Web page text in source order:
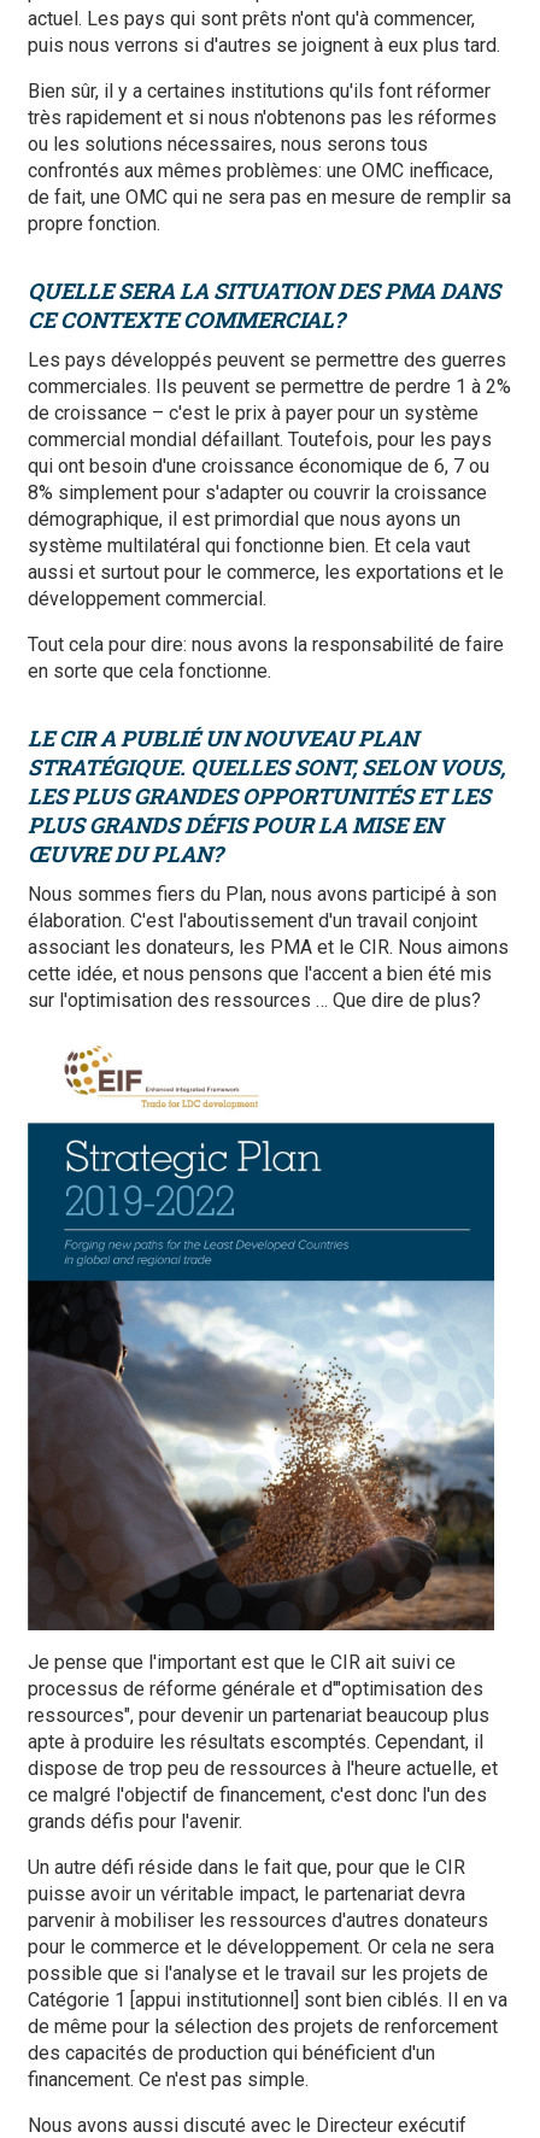
actuel. Les pays qui sont prêts n'ont qu'à commencer,
puis nous verrons si d'autres se joignent à eux plus tard.
Bien sûr, il y a certaines institutions qu'ils font réformer
très rapidement et si nous n'obtenons pas les réformes
ou les solutions nécessaires, nous serons tous
confrontés aux mêmes problèmes: une OMC inefficace,
de fait, une OMC qui ne sera pas en mesure de remplir sa
propre fonction.
QUELLE SERA LA SITUATION DES PMA DANS
CE CONTEXTE COMMERCIAL?
Les pays développés peuvent se permettre des guerres
commerciales. Ils peuvent se permettre de perdre 1 à 2%
de croissance – c'est le prix à payer pour un système
commercial mondial défaillant. Toutefois, pour les pays
qui ont besoin d'une croissance économique de 6, 7 ou
8% simplement pour s'adapter ou couvrir la croissance
démographique, il est primordial que nous ayons un
système multilatéral qui fonctionne bien. Et cela vaut
aussi et surtout pour le commerce, les exportations et le
développement commercial.
Tout cela pour dire: nous avons la responsabilité de faire
en sorte que cela fonctionne.
LE CIR A PUBLIÉUN NOUVEAU PLAN
STRATÉGIQUE. QUELLES SONT, SELON VOUS,
LES PLUS GRANDES OPPORTUNITÉS ET LES
PLUS GRANDS DÉFIS POUR LA MISE EN
ŒUVRE DU PLAN?
Nous sommes fiers du Plan, nous avons participé à son
élaboration. C'est l'aboutissement d'un travail conjoint
associant les donateurs, les PMA et le CIR. Nous aimons
cette idée, et nous pensons que l'accent a bien été mis
sur l'optimisation des ressources … Que dire de plus?
Je pense que l'important est que le CIR ait suivi ce
processus de réforme générale et d'"optimisation des
ressources", pour devenir un partenariat beaucoup plus
apte à produire les résultats escomptés. Cependant, il
dispose de trop peu de ressources à l'heure actuelle, et
ce malgré l'objectif de financement, c'est donc l'un des
grands défis pour l'avenir.
Un autre défi réside dans le fait que, pour que le CIR
puisse avoir un véritable impact, le partenariat devra
parvenir à mobiliser les ressources d'autres donateurs
pour le commerce et le développement. Or cela ne sera
possible que si l'analyse et le travail sur les projets de
Catégorie 1 [appui institutionnel] sont bien ciblés. Il en va
de même pour la sélection des projets de renforcement
des capacités de production qui bénéficient d'un
financement. Ce n'est pas simple.
Nous avons aussi discuté avec le Directeur exécutif